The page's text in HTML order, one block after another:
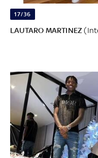
17/36
LAUTARO MARTINEZ